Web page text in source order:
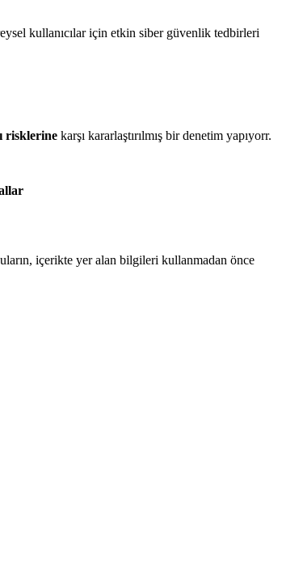
kullanıcılar için etkin siber güvenlik tedbirleri
risklerine karşı kararlaştırılmış bir denetim yapıyorr.
içerikte yer alan bilgileri kullanmadan önce